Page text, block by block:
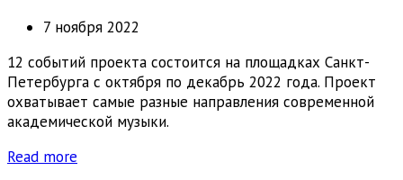
7 ноября 2022
12 событий проекта состоится на площадках Санкт-
Петербурга с октября по декабрь 2022 года. Проект
охватывает самые разные направления современной
академической музыки.
Read more